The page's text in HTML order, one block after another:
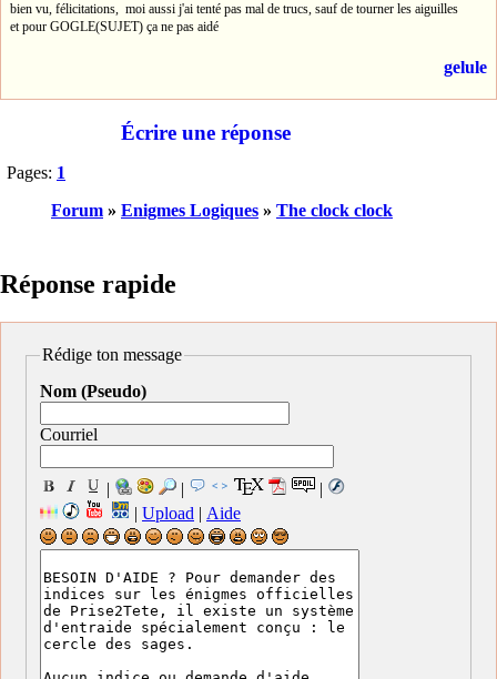
bien vu, félicitations, moi aussi j'ai tenté pas mal de trucs, sauf de tourner les aiguilles
et pour GOGLE(SUJET) ça ne pas aidé
gelule
Écrire une réponse
Pages: 1
Forum » Enigmes Logiques » The clock clock
Réponse rapide
Rédige ton message
Nom (Pseudo)
Courriel
| |
|
| Upload | Aide